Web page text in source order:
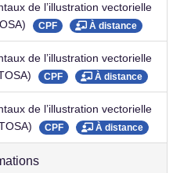
de l’illustration vectorielle
CPF À distance
de l’illustration vectorielle
CPF À distance
de l’illustration vectorielle
CPF À distance